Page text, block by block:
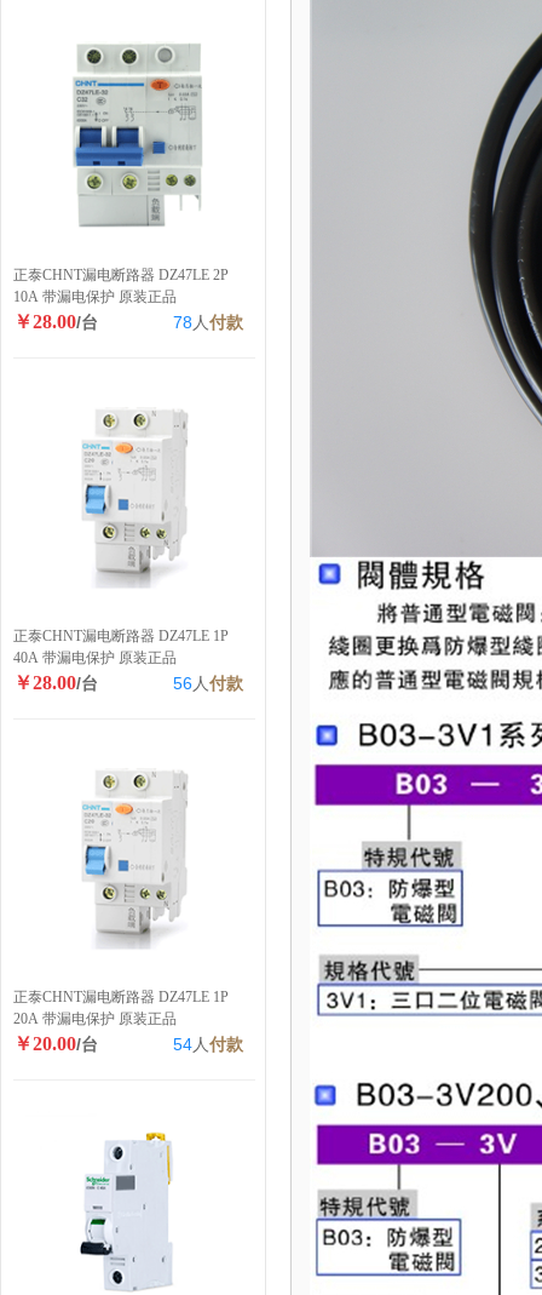
正泰CHNT漏电断路器 DZ47LE 2P
10A 带漏电保护 原装正品
￥28.00/台 78 人付款
正泰CHNT漏电断路器 DZ47LE 1P
40A 带漏电保护 原装正品
￥28.00/台 56人付款
正泰CHNT漏电断路器 DZ47LE 1P
20A 带漏电保护 原装正品
￥20.00/台 54人付款